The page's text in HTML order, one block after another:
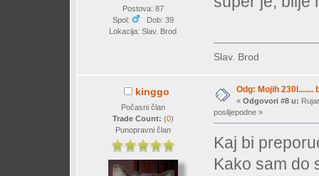
Postova: 87
Spol:
Dob: 39
Lokacija: Slav. Brod
Slav. Brod
kinggo
Počasni član
Trade Count: (0)
Punopravni član
Odg: Mojih 230l.......
« Odgovori #8 u:
poslijepodne »
Kaj bi
Kako sam do